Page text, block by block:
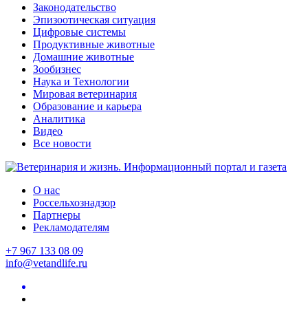
Законодательство
Эпизоотическая ситуация
Цифровые системы
Продуктивные животные
Домашние животные
Зообизнес
Наука и Технологии
Мировая ветеринария
Образование и карьера
Аналитика
Видео
Все новости
О нас
Россельхознадзор
Партнеры
Рекламодателям
+7 967 133 08 09
info@vetandlife.ru